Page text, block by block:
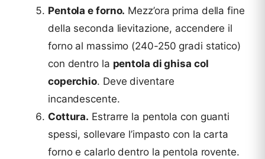
Pentola e forno. Mezz’ora prima della fine
della seconda lievitazione, accendere il
forno al massimo (240-250 gradi statico)
con dentro la pentola di ghisa col
coperchio. Deve diventare
incandescente.
Cottura. Estrarre la pentola con guanti
spessi, sollevare l’impasto con la carta
forno e calarlo dentro la pentola rovente.